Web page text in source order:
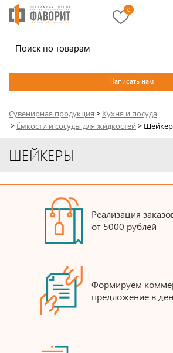
Написать нам
0
Сувенирная продукция > Кухня и посуда
> Ёмкости и сосуды для жидкостей >
ШЕЙКЕРЫ
Реализация
от 5000 рублей
Формируем
предложение в